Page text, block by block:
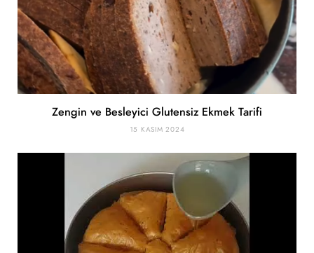
Zengin ve Besleyici Glutensiz Ekmek Tarifi
15 KASIM 2024